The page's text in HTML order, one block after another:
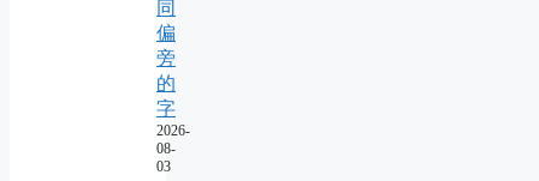
同
偏
旁
的
字
2026-
08-
03